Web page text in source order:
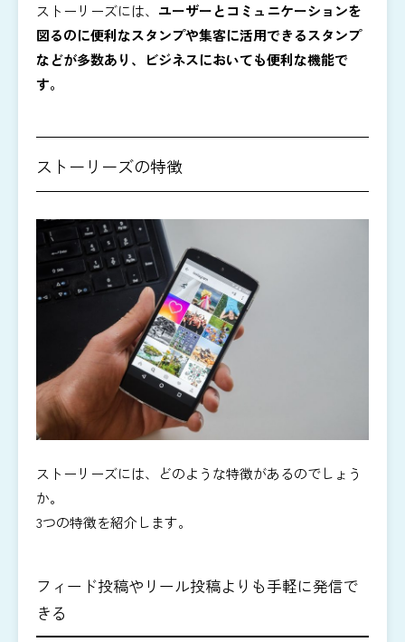
ストーリーズには、 ユーザーとコミュニケーションを
図るのに便利なスタンプや集客に活用できるスタンプ
などが多数あり、ビジネスにおいても便利な機能で
す。
ストーリーズの特徴
ストーリーズには、どのような特徴があるのでしょう
か。
3つの特徴を紹介します。
フィード投稿やリール投稿よりも手軽に発信で
きる